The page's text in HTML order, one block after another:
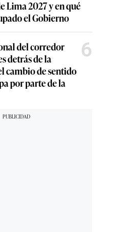
Lima 2027 y en qué
el Gobierno
del corredor
detrás de la
cambio de sentido
por parte de la
6